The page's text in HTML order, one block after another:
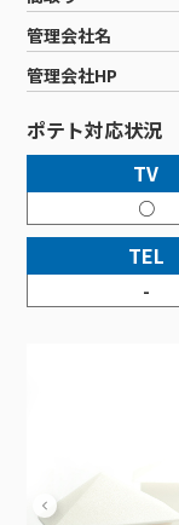
物件情報
特典・キャンペ
おトクな割引サ
サポートサ
リモートコー
回線速度測定
接続・設定⽅
訪問サポー
新着情報
メンテナンス
ポテトからのプ
イベントカレン
講座のご案内
チャンネル
料⾦プラン
NHK衛星受
機器⼀覧
インターネット
インターネ
料⾦プラン
Wi-Fiサービス
ポテトホー
オプション
インターネ
固定電話
固定電話ト
基本料⾦・通
オプション
auスマート
auまとめト
ポテトスマ
料⾦プラン
機種⼀覧
オプション
でんき
でんきトップ
ポラリンで
ポテトでん
暮らしを快適
暮らしを快
ポテトライ
会社案内
メンテナンス
障害情報
管理会社名
管理会社HP
ポテト対応状況
TV
○
TEL
-